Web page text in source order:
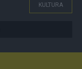
KULTURA